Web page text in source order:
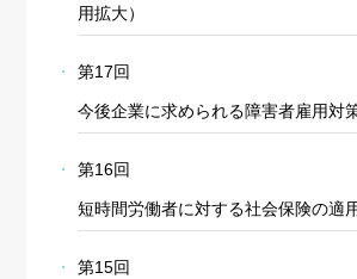
用拡大）
第17回
今後企業に求められる障害者雇用対
第16回
短時間労働者に対する社会保険の適
第15回